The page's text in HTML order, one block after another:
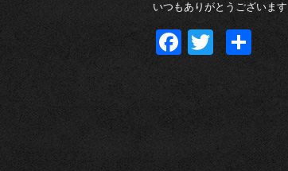
いつもありがとうございます
Facebook
Twitter
共
有